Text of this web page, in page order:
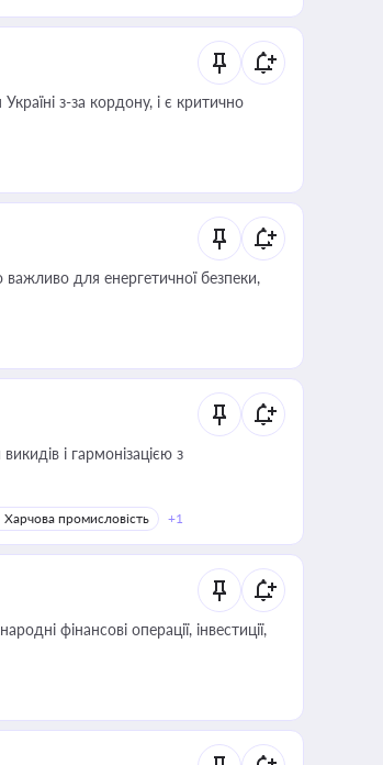
з-за кордону, і є критично
для енергетичної безпеки,
і гармонізацією з
Харчова промисловість +1
фінансові операції, інвестиції,